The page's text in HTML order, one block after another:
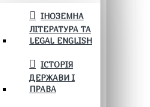
ІНОЗЕМНА
ЛІТЕРАТУРА ТА
LEGAL ENGLISH
ІСТОРІЯ
ДЕРЖАВИ І
ПРАВА